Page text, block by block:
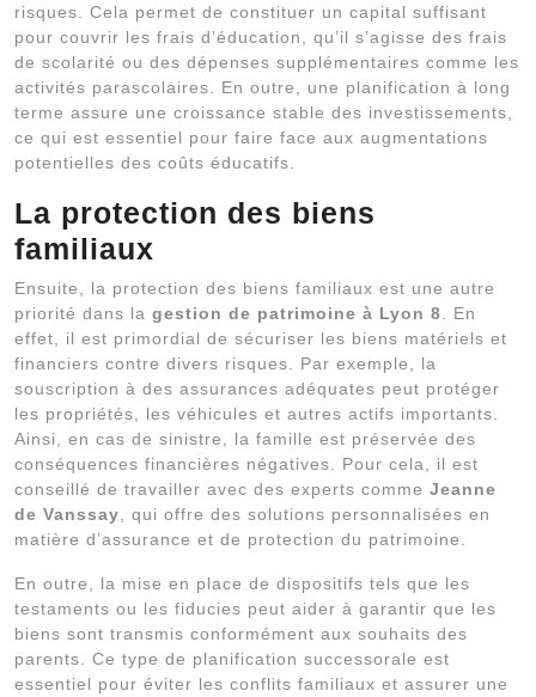
risques. Cela permet de constituer un capital suffisant
pour couvrir les frais d’éducation, qu’il s’agisse des frais
de scolarité ou des dépenses supplémentaires comme les
activités parascolaires. En outre, une planification à long
terme assure une croissance stable des investissements,
ce qui est essentiel pour faire face aux augmentations
potentielles des coûts éducatifs.
La protection des biens
familiaux
Ensuite, la protection des biens familiaux est une autre
priorité dans la gestion de patrimoine à Lyon 8 . En
effet, il est primordial de sécuriser les biens matériels et
financiers contre divers risques. Par exemple, la
souscription à des assurances adéquates peut protéger
les propriétés, les véhicules et autres actifs importants.
Ainsi, en cas de sinistre, la famille est préservée des
conséquences financières négatives. Pour cela, il est
conseillé de travailler avec des experts comme Jeanne
de Vanssay , qui offre des solutions personnalisées en
matière d’assurance et de protection du patrimoine.
En outre, la mise en place de dispositifs tels que les
testaments ou les fiducies peut aider à garantir que les
biens sont transmis conformément aux souhaits des
parents. Ce type de planification successorale est
essentiel pour éviter les conflits familiaux et assurer une